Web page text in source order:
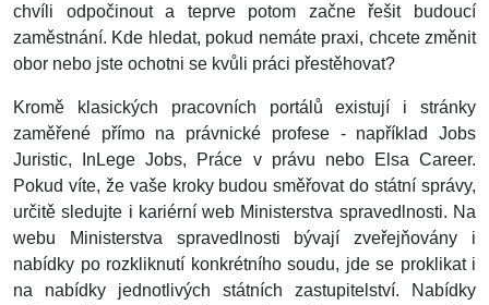
chvíli odpočinout a teprve potom začne řešit budoucí
zaměstnání. Kde hledat, pokud nemáte praxi, chcete změnit
obor nebo jste ochotni se kvůli práci přestěhovat?
Kromě klasických pracovních portálů existují i stránky
zaměřené přímo na právnické profese - například Jobs
Juristic, InLege Jobs, Práce v právu nebo Elsa Career.
Pokud víte, že vaše kroky budou směřovat do státní správy,
určitě sledujte i kariérní web Ministerstva spravedlnosti. Na
webu Ministerstva spravedlnosti bývají zveřejňovány i
nabídky po rozkliknutí konkrétního soudu, jde se proklikat i
na nabídky jednotlivých státních zastupitelství. Nabídky